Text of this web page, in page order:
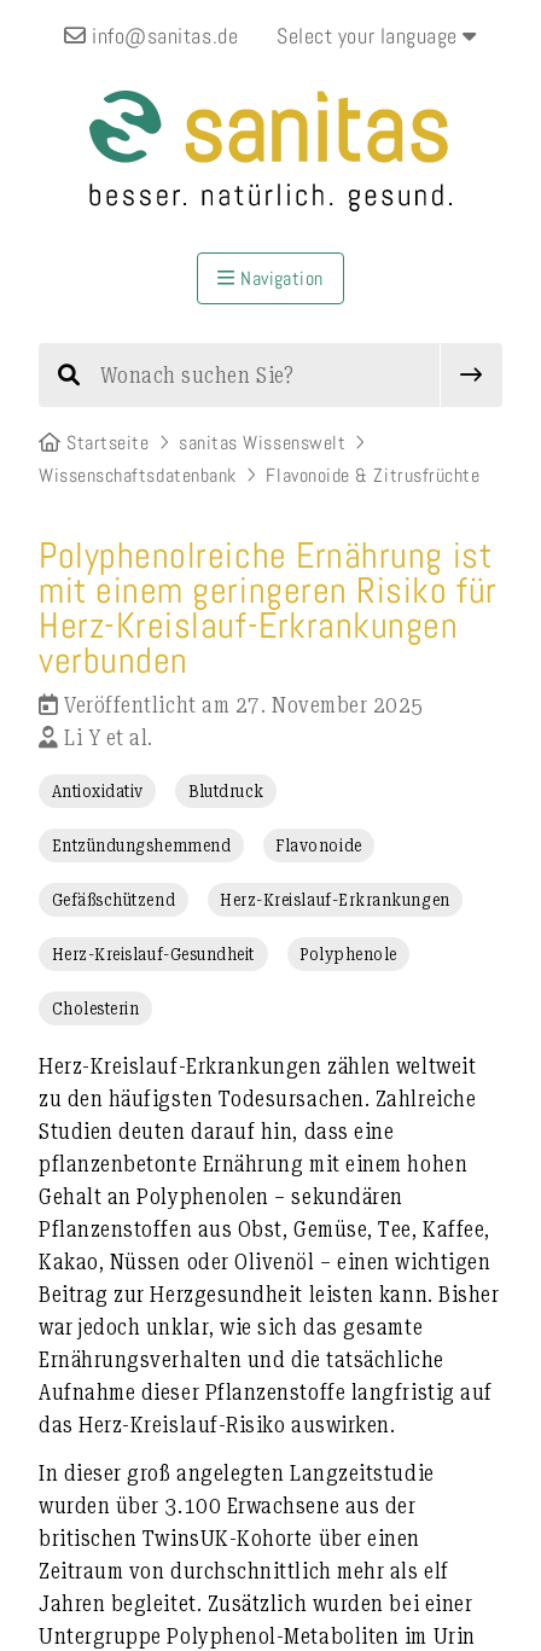
info@sanitas.de Select your language
Navigation
Startseite
sanitas Wissenswelt
Wissenschaftsdatenbank
Flavonoide & Zitrusfrüchte
Polyphenolreiche Ernährung ist
mit einem geringeren Risiko für
Herz-Kreislauf-Erkrankungen
verbunden
Veröffentlicht am 27. November 2025
Li Y et al.
Antioxidativ Blutdruck
Entzündungshemmend Flavonoide
Gefäßschützend Herz-Kreislauf-Erkrankungen
Herz-Kreislauf-Gesundheit Polyphenole
Cholesterin
Herz-Kreislauf-Erkrankungen zählen weltweit
zu den häufigsten Todesursachen. Zahlreiche
Studien deuten darauf hin, dass eine
pflanzenbetonte Ernährung mit einem hohen
Gehalt an Polyphenolen – sekundären
Pflanzenstoffen aus Obst, Gemüse, Tee, Kaffee,
Kakao, Nüssen oder Olivenöl – einen wichtigen
Beitrag zur Herzgesundheit leisten kann. Bisher
war jedoch unklar, wie sich das gesamte
Ernährungsverhalten und die tatsächliche
Aufnahme dieser Pflanzenstoffe langfristig auf
das Herz-Kreislauf-Risiko auswirken.
In dieser groß angelegten Langzeitstudie
wurden über 3.100 Erwachsene aus der
britischen TwinsUK-Kohorte über einen
Zeitraum von durchschnittlich mehr als elf
Jahren begleitet. Zusätzlich wurden bei einer
Untergruppe Polyphenol-Metaboliten im Urin